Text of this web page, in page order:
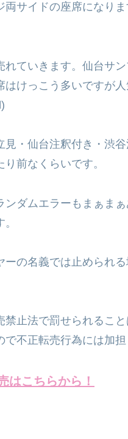
サイドの座席になり
ていきます。仙台サ
はけっこう多いですが
・仙台注釈付き・渋
前なくらいです。
ダムエラーもまぁま
の名義では止められ
止法で罰せられるこ
で不正転売行為には加
はこちらから！